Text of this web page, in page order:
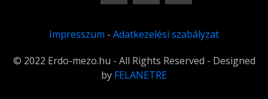
Impresszum - Adatkezelési szabályzat
© 2022 Erdo-mezo.hu - All Rights Reserved - Designed
by FELANETRE